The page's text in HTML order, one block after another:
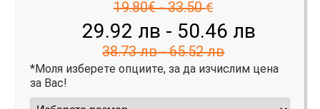
19.80€ - 33.50 €
29.92 лв - 50.46 лв
38.73 лв - 65.52 лв
*Моля изберете опциите, за да изчислим цена
за Вас!